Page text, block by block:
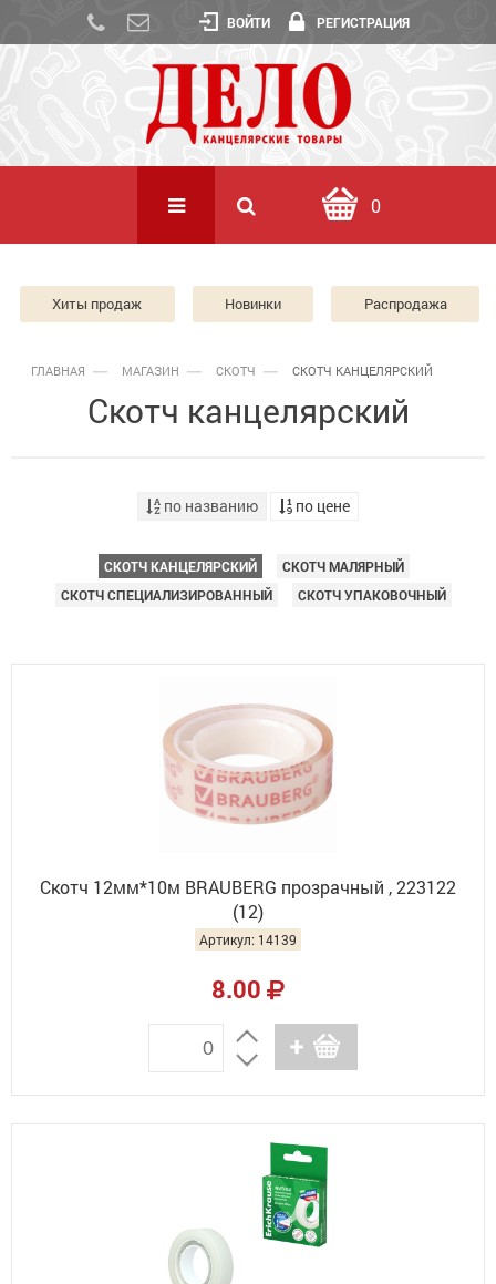
ВОЙТИ РЕГИСТРАЦИЯ
0
Хиты продаж Новинки Распродажа
ГЛАВНАЯ МАГАЗИН СКОТЧ СКОТЧ КАНЦЕЛЯРСКИЙ
Скотч канцелярский
по названию по цене
СКОТЧ КАНЦЕЛЯРСКИЙ
СКОТЧ МАЛЯРНЫЙ
СКОТЧ СПЕЦИАЛИЗИРОВАННЫЙ
СКОТЧ УПАКОВОЧНЫЙ
Скотч 12мм*10м BRAUBERG прозрачный , 223122
(12)
Артикул: 14139
8.00